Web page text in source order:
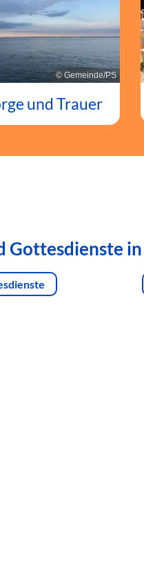
© Gemeinde/PS
und Trauer